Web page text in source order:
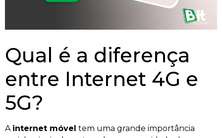
Qual é a diferença
entre Internet 4G e
5G?
A internet móvel tem uma grande importância